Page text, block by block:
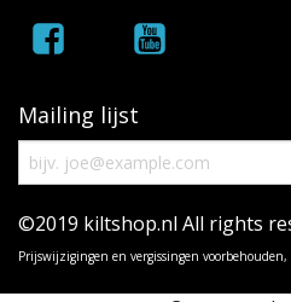
Mailing lijst
©2019 kiltshop.nl All rights
Prijswijzigingen en vergissingen